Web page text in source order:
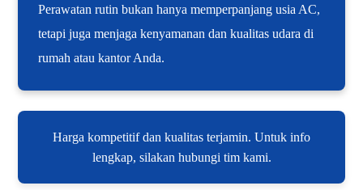
Perawatan rutin bukan hanya memperpanjang usia AC,
tetapi juga menjaga kenyamanan dan kualitas udara di
rumah atau kantor Anda.
Harga kompetitif dan kualitas terjamin. Untuk info
lengkap, silakan hubungi tim kami.